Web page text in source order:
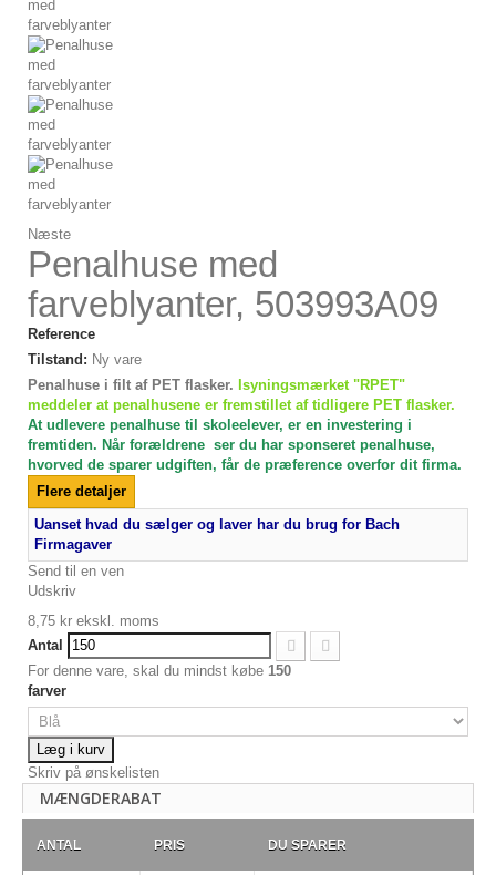
Næste
Penalhuse med
farveblyanter, 503993A09
Reference
Tilstand: Ny vare
Penalhuse i filt af PET flasker. Isyningsmærket "RPET"
meddeler at penalhusene er fremstillet af tidligere PET flasker.
At udlevere penalhuse til skoleelever, er en investering i
fremtiden. Når forældrene ser du har sponseret penalhuse,
hvorved de sparer udgiften, får de præference overfor dit firma.
Flere detaljer
Uanset hvad du sælger og laver har du brug for Bach
Firmagaver
Send til en ven
Udskriv
8,75 kr ekskl. moms
Antal
For denne vare, skal du mindst købe 150
farver
Læg i kurv
Skriv på ønskelisten
MÆNGDERABAT
ANTAL PRIS DU SPARER